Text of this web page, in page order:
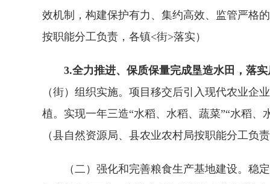
效机制，构建保护有力、集约高效、监管严格
按职能分工负责，各镇<街>落实）
3.全力推进、保质保量完成垦造水田，落实
（街）组织实施。项目移交后引入现代农业
植。实现一年三造“水稻、水稻、蔬菜”“水稻
（县自然资源局、县农业农村局按职能分工负
（二）强化和完善粮食生产基地建设。稳定